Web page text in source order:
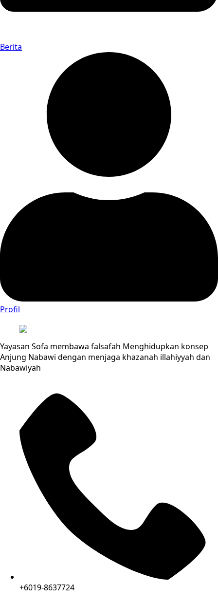
Berita
Profil
Yayasan Sofa membawa falsafah Menghidupkan konsep
Anjung Nabawi dengan menjaga khazanah illahiyyah dan
Nabawiyah
+6019-8637724